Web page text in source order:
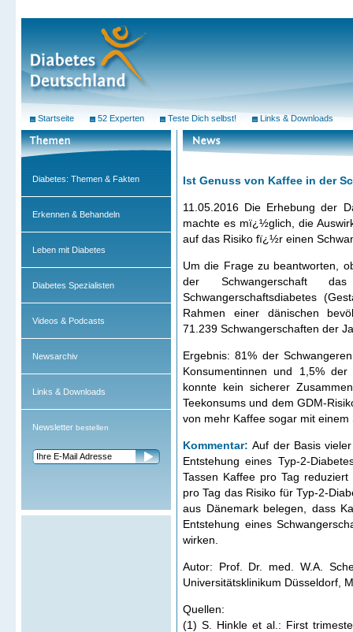
Ist Genuss von Kaffee in der
11.05.2016 Die Erhebung der
machte es mï¿½glich, die
auf das Risiko fï¿½r einen
Um die Frage zu beantworten,
der Schwangerschaft
Schwangerschaftsdiabetes
Rahmen einer dänischen
71.239 Schwangerschaften der
Ergebnis: 81% der
Konsumentinnen und 1,5%
konnte kein sicherer
Teekonsums und dem GDM-
von mehr Kaffee sogar mit
Kommentar:Auf der Basis
Entstehung eines Typ-2-
Tassen Kaffee pro Tag
pro Tag das Risiko für Typ-2-
aus Dänemark belegen, dass
Entstehung eines
wirken.
Autor: Prof. Dr. med. W.A.
Universitätsklinikum Düsseldorf,
Quellen:
(1) S. Hinkle et al.: First
Diabetes: Themen & Fakten
Erkennen & Behandeln
Leben mit Diabetes
Diabetes Spezialisten
Videos & Podcasts
Newsarchiv
Links & Downloads
Newsletter bestellen
Startseite 52 Experten Teste Dich selbst! Links & Downloads